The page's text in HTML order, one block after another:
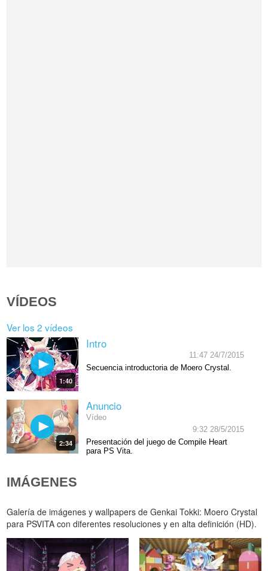
VÍDEOS
Ver los 2 vídeos
1:40
Intro
11:47 24/7/2015
Secuencia introductoria de Moero Crystal.
2:34
Anuncio
Vídeo
9:32 28/5/2015
Presentación del juego de Compile Heart
para PS Vita.
IMÁGENES
Galería de imágenes y wallpapers de Genkai Tokki: Moero Crystal
para PSVITA con diferentes resoluciones y en alta definición (HD).